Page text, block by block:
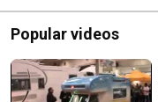
Popular videos